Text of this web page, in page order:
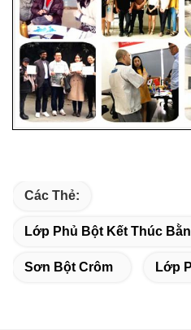
Các Thẻ:
Lớp Phủ Bột Kết Thúc
Sơn Bột Crôm Lớp